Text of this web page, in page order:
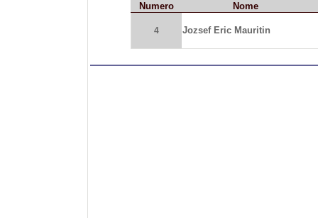
Numero Nome
4 Jozsef Eric Mauritin